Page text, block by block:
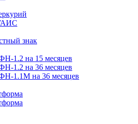
знак
1.2 на 15 месяцев
1.2 на 36 месяцев
1.1М на 36 месяцев